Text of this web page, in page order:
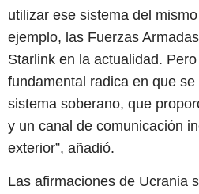
utilizar ese sistema del
ejemplo, las Fuerzas
Starlink en la actualidad.
fundamental radica en que
sistema soberano, que
y un canal de comunicación
exterior”, añadió.
Las afirmaciones de Ucrania